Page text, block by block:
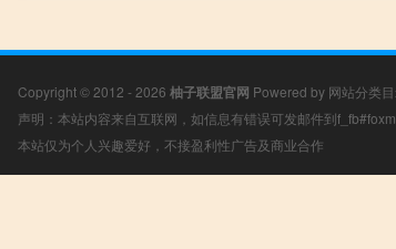
Copyright © 2012 - 2026 柚子联盟官网 Powered by 网站分类
声明：本站内容来自互联网，如信息有错误可发邮件到
本站仅为个人兴趣爱好，不接盈利性广告及商业合作